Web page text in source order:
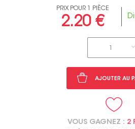
PRIX POUR 1 PIÈCE
2.20 €
AJOUTER AU
VOUS GAGNEZ : 2